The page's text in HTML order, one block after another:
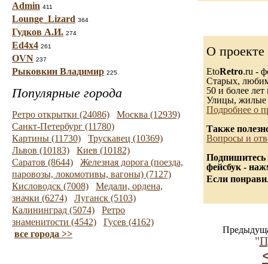
Admin 411
Lounge_Lizard 364
Гудков А.И. 274
Ed4x4 261
OVN 237
Рыковкин Владимир 225
Популярные города
Ретро открытки (24086)
Москва (12939)
Санкт-Петербург (11780)
Картины (11730)
Трускавец (10369)
Львов (10183)
Киев (10182)
Саратов (8644)
Железная дорога (поезда,
паровозы, локомотивы, вагоны) (7127)
Кисловодск (7008)
Медали, ордена,
значки (6274)
Луганск (5103)
Калининград (5074)
Ретро
знаменитости (4542)
Гусев (4162)
все города >>
О проекте
EtoRetro.ru -
Старых,
50 и более лет
Улицы, жилые
Подробнее о
Также
Вопросы и
Подпишитесь
фейсбук -
Если
"